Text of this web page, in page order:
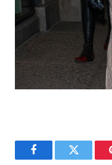
FacebookTwitter